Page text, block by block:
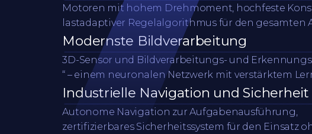
Motoren mit hohem Drehmoment, hochfeste
lastadaptiver Regelalgorithmus für den gesamten
Modernste Bildverarbeitung
3D-Sensor und Bildverarbeitungs- und
“ – einem neuronalen Netzwerk mit verstärktem
Industrielle Navigation und Sicherheit
Autonome Navigation zur Aufgabenausführung,
zertifizierbares Sicherheitssystem für den Einsatz